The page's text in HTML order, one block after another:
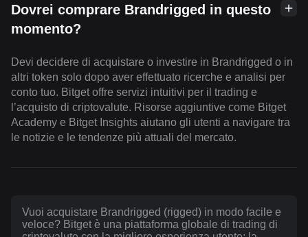
Dovrei comprare Brandrigged in questo
momento?
Devi decidere di acquistare o investire in Brandrigged o in
altri token solo dopo aver effettuato ricerche e analisi per
conto tuo. Bitget offre servizi intuitivi per il trading e
l’acquisto di criptovalute. Risorse aggiuntive come Bitget
Academy e Bitget Insights aiutano gli utenti a navigare tra
le notizie e le tendenze più attuali del mercato.
Vuoi acquistare Brandrigged (rigged) in modo facile e
veloce? Bitget è una piattaforma globale di trading di